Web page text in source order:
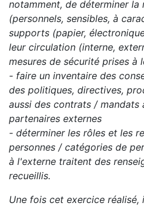
notamment, de déterminer la
(personnels, sensibles, à
supports (papier,
leur circulation (interne,
mesures de sécurité prises à
- faire un inventaire des
des politiques, directives,
aussi des contrats /
partenaires externes
- déterminer les rôles et les
personnes / catégories de
à l'externe traitent des
recueillis.
Une fois cet exercice réalisé,